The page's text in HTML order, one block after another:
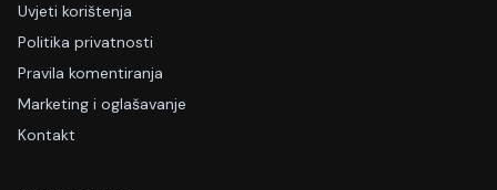
Uvjeti korištenja
Politika privatnosti
Pravila komentiranja
Marketing i oglašavanje
Kontakt